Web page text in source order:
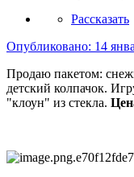
Рассказать
Опубликовано: 14
Продаю пакетом:
детский колпачок.
"клоун" из стекла.